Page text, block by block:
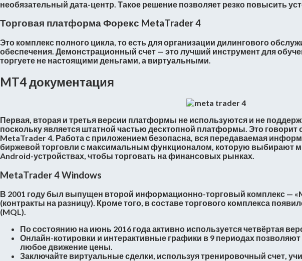
необязательный дата-центр. Такое решение позволяет резко повысить
Торговая платформа Форекс MetaTrader 4
Это комплекс полного цикла, то есть для организации дилингового
обеспечения. Демонстрационный счет — это лучший инструмент для
торгуете не настоящими деньгами, а виртуальными.
MT4 документация
Первая, вторая и третья версии платформы не используются и не
поскольку является штатной частью десктопной платформы. Это
MetaTrader 4. Работа с приложением безопасна, вся передаваемая
биржевой торговли с максимальным функционалом, которую выбирают
Android-устройствах, чтобы торговать на финансовых рынках.
MetaTrader 4 Windows
В 2001 году был выпущен второй информационно-торговый комплекс —
(контракты на разницу). Кроме того, в составе торгового комплекса
(MQL).
По состоянию на июнь 2016 года активно используется четвёртая
Онлайн-котировки и интерактивные графики в 9 периодах
любое движение цены.
Заключайте виртуальные сделки, используя тренировочный счет,